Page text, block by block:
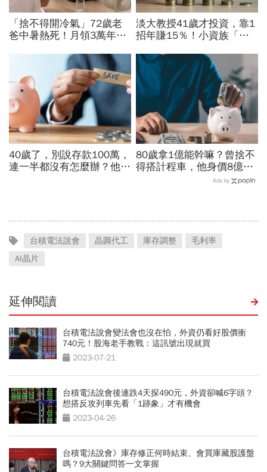
「捨不得開冷氣」72歲老
爸中暑熱死！月領3萬年
窮...「3本發霉存摺」留
500萬遺產啟示
淡大教授41歲才投資，靠1
招年賺15％！小資族「勝
0050搭配這1種「越簡單越
好賺」
40歲了，別說存款100萬，
連一半都沒有怎麼辦？他5
80歲拿1億能幹嘛？曾捨不
得搭計程車，他身價8億後
醒悟「40~60歲是花錢黃金
Ads by
台積電法說會 晶圓代工 庫存調整
毛利率
AI晶片
延伸閱讀
台積電法說會變法會也沒在怕，外資仍看好股價衝
740元！股海老手教戰：這訊號出現就買
2023-07-21
台積電法說會後連跌4天探490元，外資卻喊6字頭？
想搭反攻列車先看「1跡象」才有機會
2023-04-26
台積電法說會》庫存修正何時結束、會買庫藏股護盤
嗎？9大關鍵問答一文掌握